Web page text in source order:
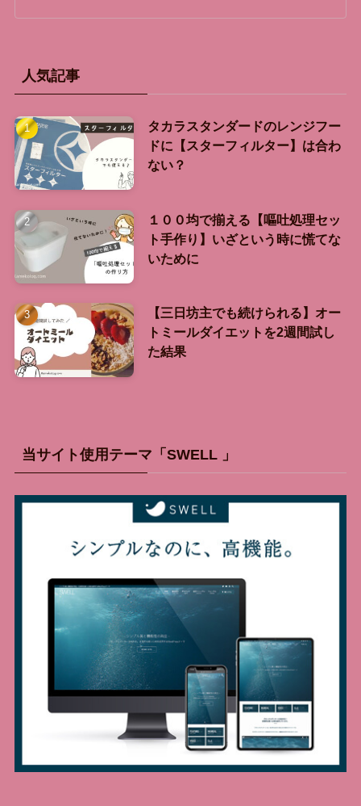
人気記事
タカラスタンダードのレンジフー
ドに【スターフィルター】は合わ
ない？
１００均で揃える【嘔吐処理セッ
ト手作り】いざという時に慌てな
いために
【三日坊主でも続けられる】オー
トミールダイエットを2週間試し
た結果
当サイト使用テーマ「SWELL 」